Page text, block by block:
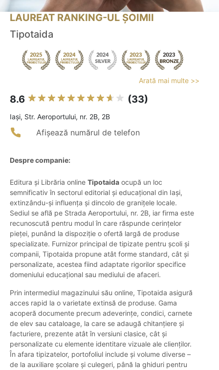
LAUREAT RANKING-UL ȘOIMII
Tipotaida
Arată mai multe >>
8.6 (33)
Iaşi, Str. Aeroportului, nr. 2B, 2B
Afișează numărul de telefon
Despre companie:
Editura și Librăria online Tipotaida ocupă un loc
semnificativ în sectorul editorial și educațional din Iași,
extinzându-și influența și dincolo de granițele locale.
Sediul se află pe Strada Aeroportului, nr. 2B, iar firma este
recunoscută pentru modul în care răspunde cerințelor
pieței, punând la dispoziție o ofertă largă de produse
specializate. Furnizor principal de tipizate pentru școli și
companii, Tipotaida propune atât forme standard, cât și
personalizate, acestea fiind adaptate rigorilor specifice
domeniului educațional sau mediului de afaceri.
Prin intermediul magazinului său online, Tipotaida asigură
acces rapid la o varietate extinsă de produse. Gama
acoperă documente precum adeverințe, condici, carnete
de elev sau cataloage, la care se adaugă chitanțiere și
facturiere, prezente atât în versiuni clasice, cât și
personalizate cu elemente identitare vizuale ale clienților.
În afara tipizatelor, portofoliul include și volume diverse –
de la auxiliare școlare și culegeri, până la ghiduri pentru